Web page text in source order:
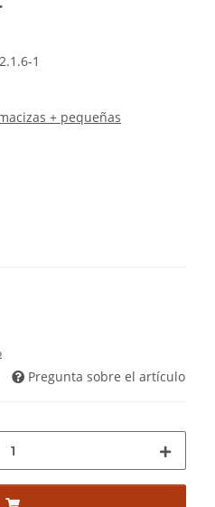
1
+ pequeñas
Pregunta sobre el artículo